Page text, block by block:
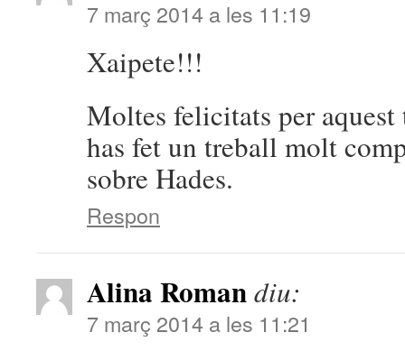
7 març 2014 a les 11:19
Xaipete!!!
Moltes felicitats per
has fet un treball molt
sobre Hades.
Respon
Alina Romandiu:
7 març 2014 a les 11:21